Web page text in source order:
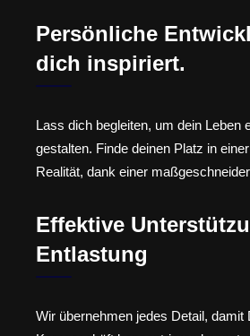
Persönliche
dich inspiriert.
Lass dich begleiten, um dein Leben
gestalten. Finde deinen Platz in
Realität, dank einer
Effektive
Entlastung
Wir übernehmen jedes Detail, damit